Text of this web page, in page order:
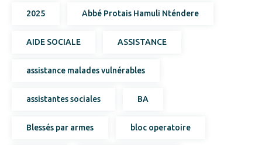
2025 Abbé Protais Hamuli Nténdere
AIDE SOCIALE ASSISTANCE
assistance malades vulnérables
assistantes sociales BA
Blessés par armes bloc operatoire